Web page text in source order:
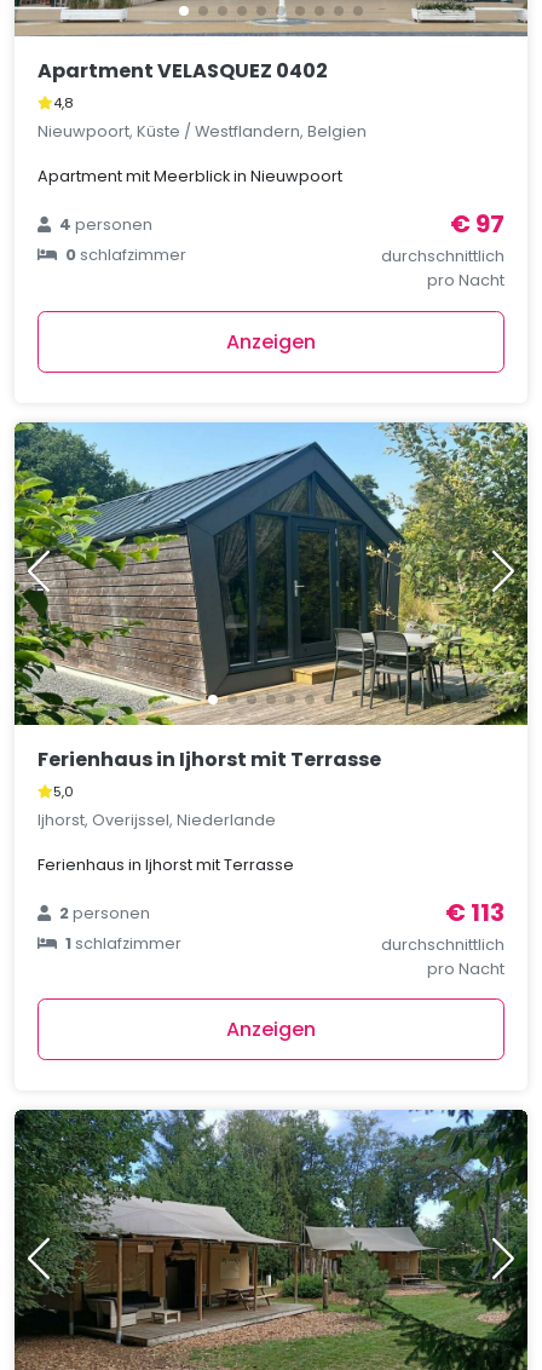
Apartment VELASQUEZ 0402
4,8
Nieuwpoort, Küste / Westflandern, Belgien
Apartment mit Meerblick in Nieuwpoort
4personen
0schlafzimmer
€ 97
durchschnittlich
pro Nacht
Anzeigen
Ferienhaus in Ijhorst mit Terrasse
5,0
Ijhorst, Overijssel, Niederlande
Ferienhaus in Ijhorst mit Terrasse
2personen
1schlafzimmer
€ 113
durchschnittlich
pro Nacht
Anzeigen